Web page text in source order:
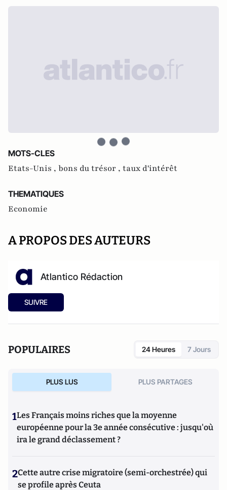
MOTS-CLES
Etats-Unis , bons du trésor , taux d'intérêt
THEMATIQUES
Economie
A PROPOS DES AUTEURS
Atlantico Rédaction
SUIVRE
POPULAIRES 24 Heures 7 Jours
PLUS LUS PLUS PARTAGES
1Les Français moins riches que la moyenne
européenne pour la 3e année consécutive : jusqu'où
ira le grand déclassement ?
2Cette autre crise migratoire (semi-orchestrée) qui
se profile après Ceuta